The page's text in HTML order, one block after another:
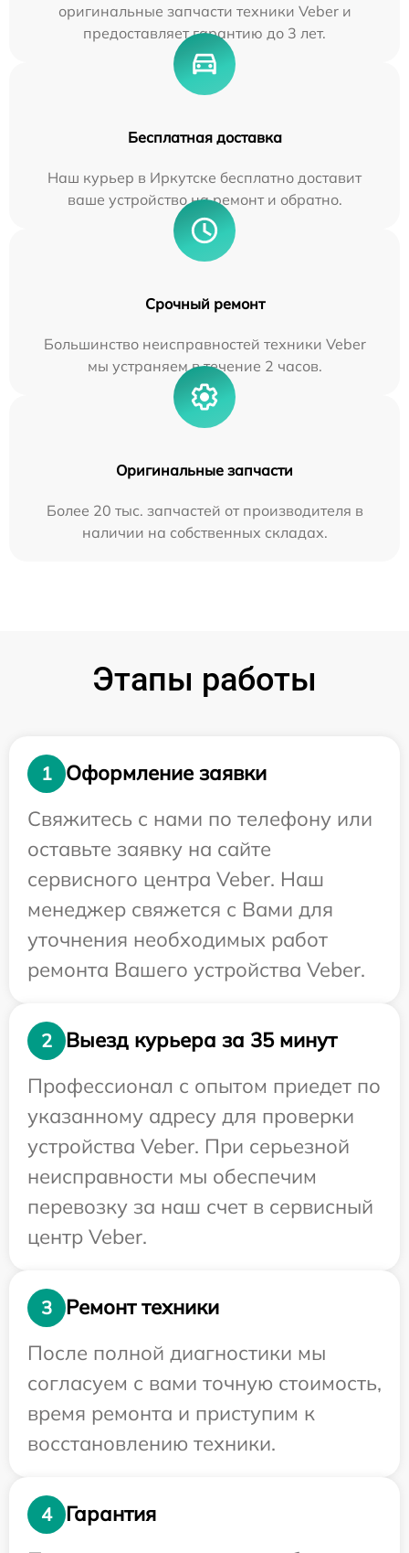
оригинальные запчасти техники Veber и
предоставляет гарантию до 3 лет.
Бесплатная доставка
Наш курьер в Иркутске бесплатно доставит
ваше устройство на ремонт и обратно.
Срочный ремонт
Большинство неисправностей техники Veber
мы устраняем в течение 2 часов.
Оригинальные запчасти
Более 20 тыс. запчастей от производителя в
наличии на собственных складах.
Этапы работы
1
Оформление заявки
Свяжитесь с нами по телефону или
оставьте заявку на сайте
сервисного центра Veber. Наш
менеджер свяжется с Вами для
уточнения необходимых работ
ремонта Вашего устройства Veber.
2
Выезд курьера за 35 минут
Профессионал с опытом приедет по
указанному адресу для проверки
устройства Veber. При серьезной
неисправности мы обеспечим
перевозку за наш счет в сервисный
центр Veber.
3
Ремонт техники
После полной диагностики мы
согласуем с вами точную стоимость,
время ремонта и приступим к
восстановлению техники.
4
Гарантия